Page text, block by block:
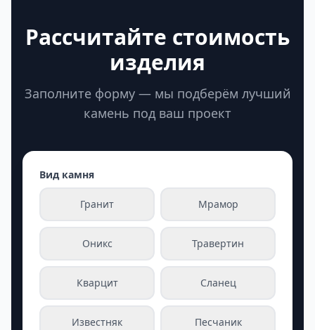
Рассчитайте стоимость
изделия
Заполните форму — мы подберём лучший
камень под ваш проект
Вид камня
Гранит Мрамор
Оникс Травертин
Кварцит Сланец
Известняк Песчаник